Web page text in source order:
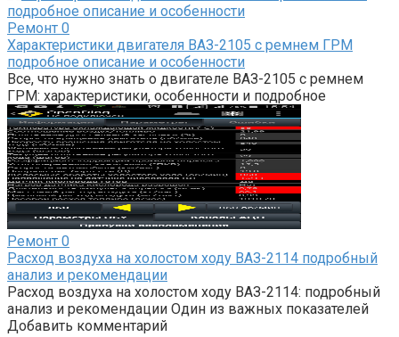
Ремонт 0
Характеристики двигателя ВАЗ-2105 с ремнем ГРМ
подробное описание и особенности
Все, что нужно знать о двигателе ВАЗ-2105 с ремнем
ГРМ: характеристики, особенности и подробное
Ремонт 0
Расход воздуха на холостом ходу ВАЗ-2114 подробный
анализ и рекомендации
Расход воздуха на холостом ходу ВАЗ-2114: подробный
анализ и рекомендации Один из важных показателей
Добавить комментарий